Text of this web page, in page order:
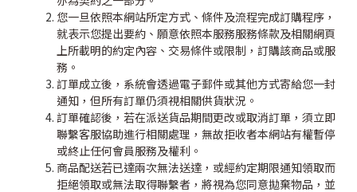
您一旦依照本網站所定方式、條件及流程完成訂購程序，
就表示您提出要約、願意依照本服務服務條款及相關網頁
上所載明的約定內容、交易條件或限制，訂購該商品或服
務。
訂單成立後，系統會透過電子郵件或其他方式寄給您一封
通知，但所有訂單仍須視相關供貨狀況。
訂單確認後，若在派送貨品期間更改或取消訂單，須立即
聯繫客服協助進行相關處理，無故拒收者本網站有權暫停
或終止任何會員服務及權利。
商品配送若已達兩次無法送達，或經約定期限通知領取而
拒絕領取或無法取得聯繫者，將視為您同意拋棄物品，並